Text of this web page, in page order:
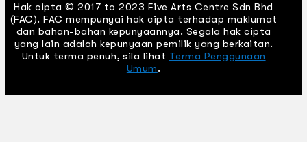
Hak cipta © 2017 to 2023 Five Arts Centre Sdn Bhd
(FAC). FAC mempunyai hak cipta terhadap maklumat
dan bahan-bahan kepunyaannya. Segala hak cipta
yang lain adalah kepunyaan pemilik yang berkaitan.
Untuk terma penuh, sila lihat Terma Penggunaan
Umum.